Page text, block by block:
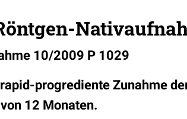
10/2009 P 1029
progrediente Zunahme
12 Monaten.